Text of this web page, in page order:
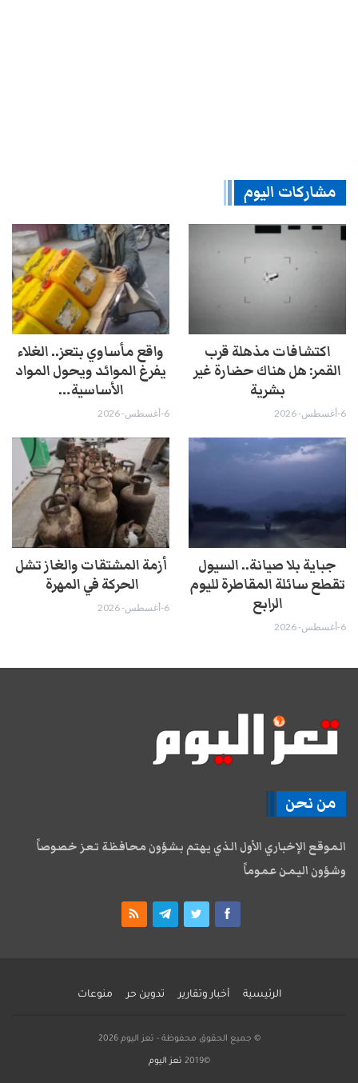
مشاركات اليوم
اكتشافات مذهلة قرب
القمر: هل هناك حضارة غير
بشرية
6-أغسطس- 2026
واقع مأساوي بتعز.. الغلاء
يفرغ الموائد ويحول المواد
الأساسية…
6-أغسطس- 2026
جباية بلا صيانة.. السيول
تقطع سائلة المقاطرة لليوم
الرابع
6-أغسطس- 2026
أزمة المشتقات والغاز تشل
الحركة في المهرة ​
6-أغسطس- 2026
من نحن
الموقع الإخباري الأول الذي يهتم بشؤون محافظة تعز خصوصاً
وشؤون اليمن عموماً
الرئيسية أخبار وتقارير تدوين حر منوعات
© جميع الحقوق محفوظة - تعز اليوم 2026
©2019 تعز اليوم